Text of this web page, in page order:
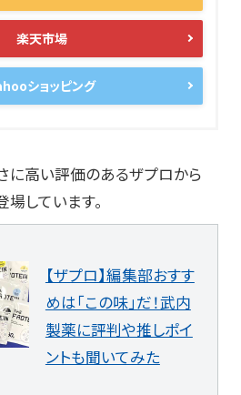
楽天市場
ショッピング
に高い評価のあるザプロから
しています。
【ザプロ】編集部おすす
めは「この味」だ！武内
製薬に評判や推しポイ
ントも聞いてみた